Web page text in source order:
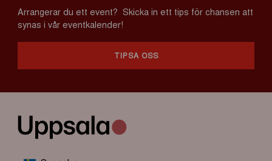
Arrangerar du ett event? Skicka in ett tips för chansen att
synas i vår eventkalender!
TIPSA OSS